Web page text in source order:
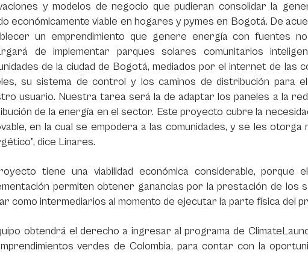
y modelos de negocio que pudieran consolidar la
económicamente viable en hogares y pymes en Bogotá. De
un emprendimiento que genere energía con fuentes
de implementar parques solares comunitarios
de la ciudad de Bogotá, mediados por el internet de las
su sistema de control y los caminos de distribución para
usuario. Nuestra tarea será la de adaptar los paneles a la
de la energía en el sector. Este proyecto cubre la
en la cual se empodera a las comunidades, y se les otorga
dice Linares.
tiene una viabilidad económica considerable, porque
permiten obtener ganancias por la prestación de los
como intermediarios al momento de ejecutar la parte física del
obtendrá el derecho a ingresar al programa de
verdes de Colombia, para contar con la